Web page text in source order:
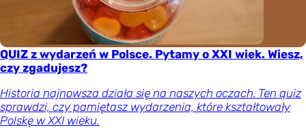
QUIZ z wydarzeń w Polsce. Pytamy o XXI wiek. Wiesz,
czy zgadujesz?
Historia najnowsza działa się na naszych oczach. Ten quiz
sprawdzi, czy pamiętasz wydarzenia, które kształtowały
Polskę w XXI wieku.